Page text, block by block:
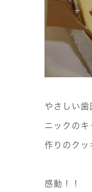
やさしい
ニックのキ
作りのクッ
感動！！